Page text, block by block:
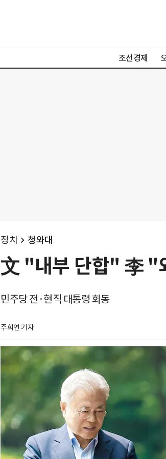
조선경제
정치 청와대
文 "내부 단합" 李 "
민주당 전·현직 대통령 회동
주희연 기자